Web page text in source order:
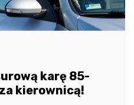
karę 85-
kierownicą!